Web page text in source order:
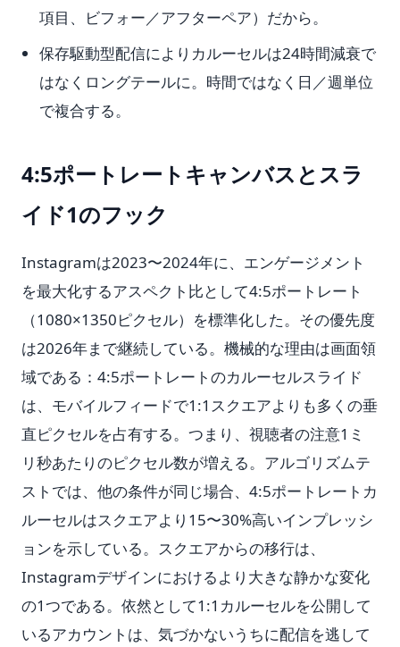
項目、ビフォー／アフターペア）だから。
保存駆動型配信によりカルーセルは24時間減衰で
はなくロングテールに。時間ではなく日／週単位
で複合する。
4:5ポートレートキャンバスとスラ
イド1のフック
Instagramは2023〜2024年に、エンゲージメント
を最大化するアスペクト比として4:5ポートレート
（1080×1350ピクセル）を標準化した。その優先度
は2026年まで継続している。機械的な理由は画面領
域である：4:5ポートレートのカルーセルスライド
は、モバイルフィードで1:1スクエアよりも多くの垂
直ピクセルを占有する。つまり、視聴者の注意1ミ
リ秒あたりのピクセル数が増える。アルゴリズムテ
ストでは、他の条件が同じ場合、4:5ポートレートカ
ルーセルはスクエアより15〜30%高いインプレッシ
ョンを示している。スクエアからの移行は、
Instagramデザインにおけるより大きな静かな変化
の1つである。依然として1:1カルーセルを公開して
いるアカウントは、気づかないうちに配信を逃して